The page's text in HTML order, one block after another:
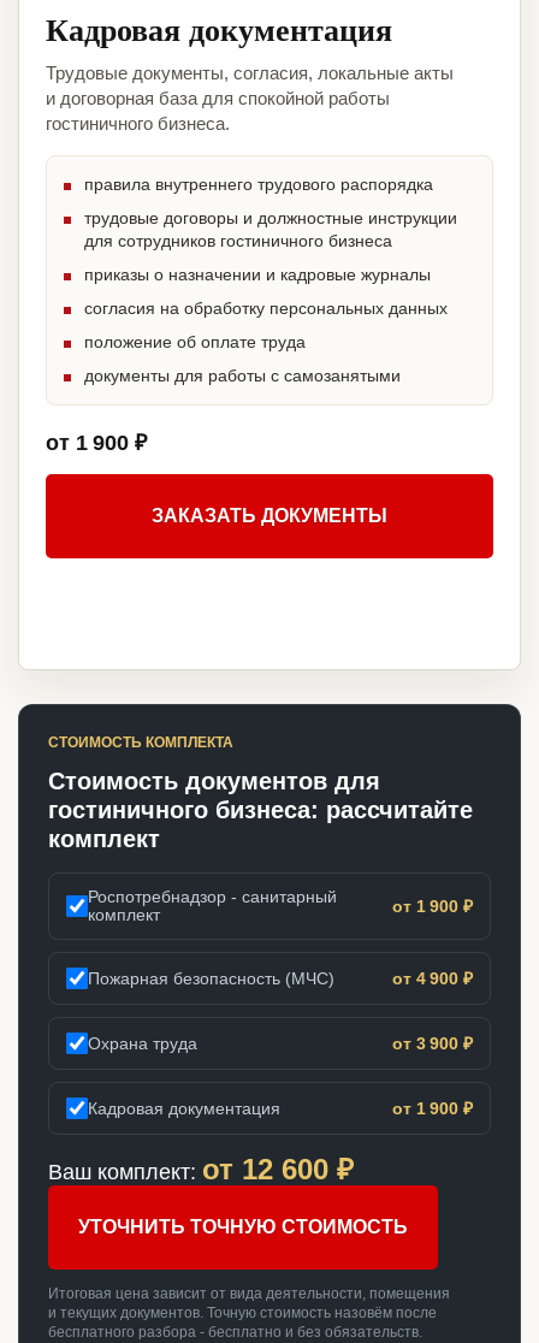
Кадровая документация
Трудовые документы, согласия, локальные акты
и договорная база для спокойной работы
гостиничного бизнеса.
правила внутреннего трудового распорядка
трудовые договоры и должностные инструкции
для сотрудников гостиничного бизнеса
приказы о назначении и кадровые журналы
согласия на обработку персональных данных
положение об оплате труда
документы для работы с самозанятыми
от 1 900 ₽
ЗАКАЗАТЬ ДОКУМЕНТЫ
СТОИМОСТЬ КОМПЛЕКТА
Стоимость документов для
гостиничного бизнеса: рассчитайте
комплект
Роспотребнадзор - санитарный
комплект
от 1 900 ₽
Пожарная безопасность (МЧС) от 4 900 ₽
Охрана труда от 3 900 ₽
Кадровая документация от 1 900 ₽
Ваш комплект: от 12 600 ₽
УТОЧНИТЬ ТОЧНУЮ СТОИМОСТЬ
Итоговая цена зависит от вида деятельности, помещения
и текущих документов. Точную стоимость назовём после
бесплатного разбора - бесплатно и без обязательств.